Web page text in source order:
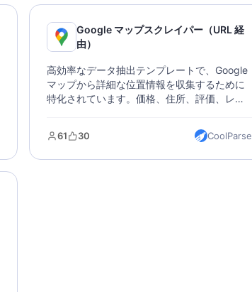
Google マップスクレイパー（URL 経
由）
高効率なデータ抽出テンプレートで、Google
マップから詳細な位置情報を収集するために
特化されています。価格、住所、評価、レビ
タを迅速に取得できます。Googleマップの
URLを入力するだけで、さまざまな形式でデ
61 30 CoolParse